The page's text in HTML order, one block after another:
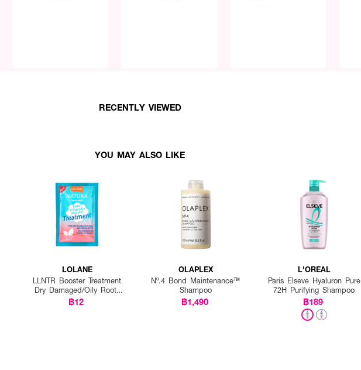
RECENTLY VIEWED
YOU MAY ALSO LIKE
LOLANE
LLNTR Booster Treatment
Dry Damaged/Oily Roots
25g P12
฿12
OLAPLEX
Nº.4 Bond Maintenance™
Shampoo
฿1,490
L'OREAL
Paris Elseve Hyaluron Pure
72H Purifying Shampoo
฿189